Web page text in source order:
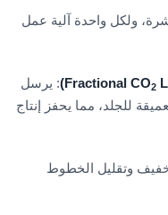
ولكل واحدة آلية عمل
2
: يرسل
للجلد، مما يحفز إنتاج
وتقليل الخطوط